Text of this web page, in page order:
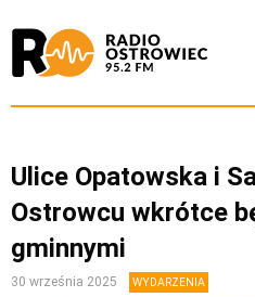
Ulice Opatowska i
Ostrowcu wkrótce
gminnymi
30 września 2025 WYDARZENIA